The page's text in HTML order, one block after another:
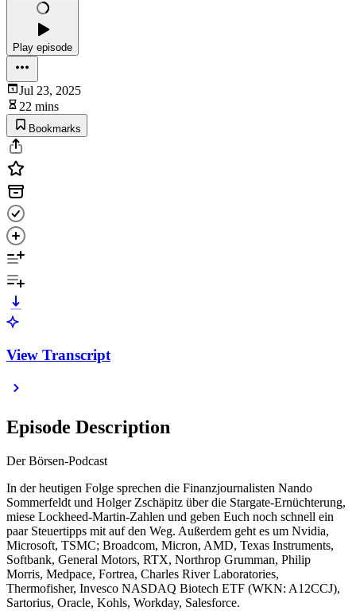
Play episode
Jul 23, 2025
22 mins
Bookmarks
View Transcript
Episode Description
Der Börsen-Podcast
In der heutigen Folge sprechen die Finanzjournalisten Nando
Sommerfeldt und Holger Zschäpitz über die Stargate-Ernüchterung,
miese Lockheed-Martin-Zahlen und geben Euch noch schnell ein
paar Steuertipps mit auf den Weg. Außerdem geht es um Nvidia,
Microsoft, TSMC; Broadcom, Micron, AMD, Texas Instruments,
Softbank, General Motors, RTX, Northrop Grumman, Philip
Morris, Medpace, Fortrea, Charles River Laboratories,
Thermofisher, Invesco NASDAQ Biotech ETF (WKN: A12CCJ),
Sartorius, Oracle, Kohls, Workday, Salesforce.